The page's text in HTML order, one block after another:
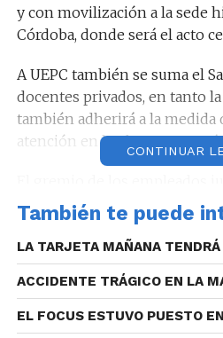
y con movilización a la sede
Córdoba, donde será el acto
A UEPC también se suma el
docentes privados, en tanto
también adherirá a la medida
atención en los bancos
pararán por 24 horas, al igual
(Empleados Municipales),
manifestarán.
CONTINUAR
También te puede
LA TARJETA MAÑANA TENDRÁ
ACCIDENTE TRÁGICO EN LA
EL FOCUS ESTUVO PUESTO